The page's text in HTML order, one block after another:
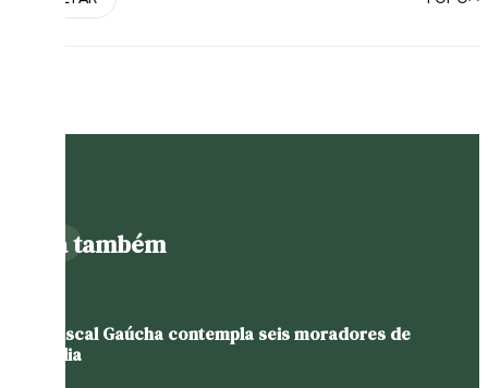
Leia também
Nota Fiscal Gaúcha contempla seis moradores de
Westfália